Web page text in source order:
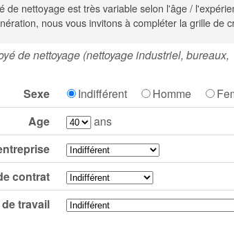
de nettoyage est très variable selon l'âge /
nous vous invitons à compléter la grille de
de nettoyage (nettoyage industriel, bureaux,
Sexe
Indifférent Homme
Age
ans
contrat
travail